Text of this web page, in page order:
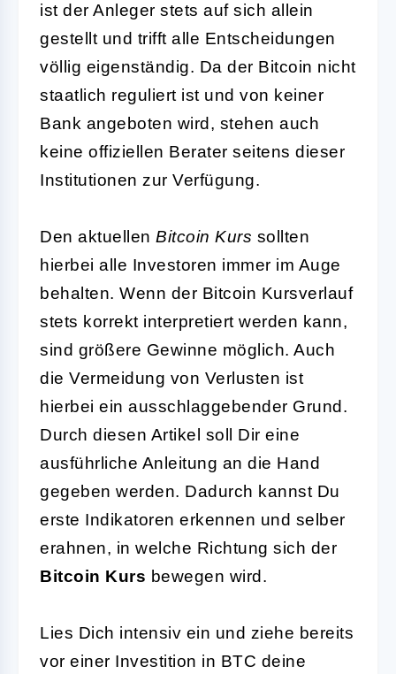
ist der Anleger stets auf sich allein
gestellt und trifft alle Entscheidungen
völlig eigenständig. Da der Bitcoin nicht
staatlich reguliert ist und von keiner
Bank angeboten wird, stehen auch
keine offiziellen Berater seitens dieser
Institutionen zur Verfügung.
Den aktuellen Bitcoin Kurs sollten
hierbei alle Investoren immer im Auge
behalten. Wenn der Bitcoin Kursverlauf
stets korrekt interpretiert werden kann,
sind größere Gewinne möglich. Auch
die Vermeidung von Verlusten ist
hierbei ein ausschlaggebender Grund.
Durch diesen Artikel soll Dir eine
ausführliche Anleitung an die Hand
gegeben werden. Dadurch kannst Du
erste Indikatoren erkennen und selber
erahnen, in welche Richtung sich der
Bitcoin Kurs bewegen wird.
Lies Dich intensiv ein und ziehe bereits
vor einer Investition in BTC deine